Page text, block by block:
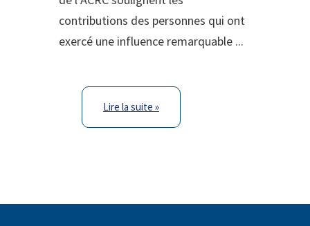
contributions des personnes qui ont
exercé une influence remarquable ...
Lire la suite »